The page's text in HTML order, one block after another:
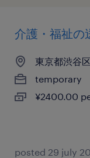
介護・福祉の
東京都渋谷
temporary
¥2400.00
posted 29 july